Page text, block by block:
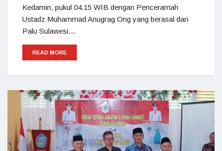
Kedamin, pukul 04.15 WIB dengan Penceramah
Ustadz Muhammad Anugrag Ong yang berasal dari
Palu Sulawesi…
READ MORE